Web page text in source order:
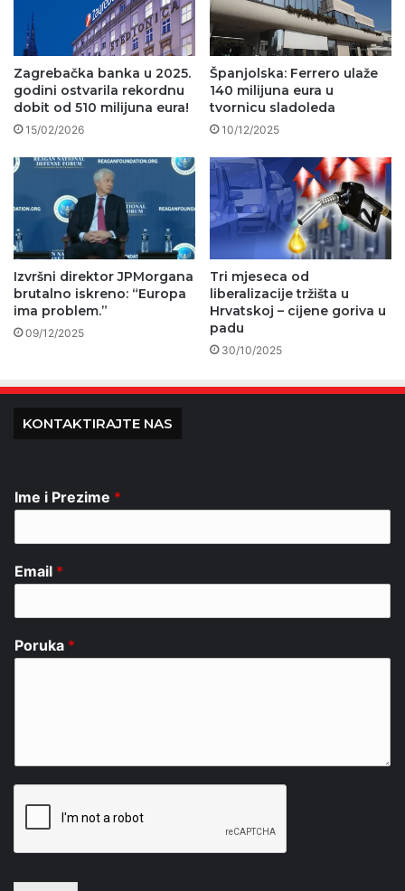
Zagrebačka banka u 2025.
godini ostvarila rekordnu
dobit od 510 milijuna eura!
15/02/2026
Španjolska: Ferrero ulaže
140 milijuna eura u
tvornicu sladoleda
10/12/2025
Izvršni direktor JPMorgana
brutalno iskreno: “Europa
ima problem.”
09/12/2025
Tri mjeseca od
liberalizacije tržišta u
Hrvatskoj – cijene goriva u
padu
30/10/2025
KONTAKTIRAJTE NAS
Ime i Prezime *
Email *
Poruka *